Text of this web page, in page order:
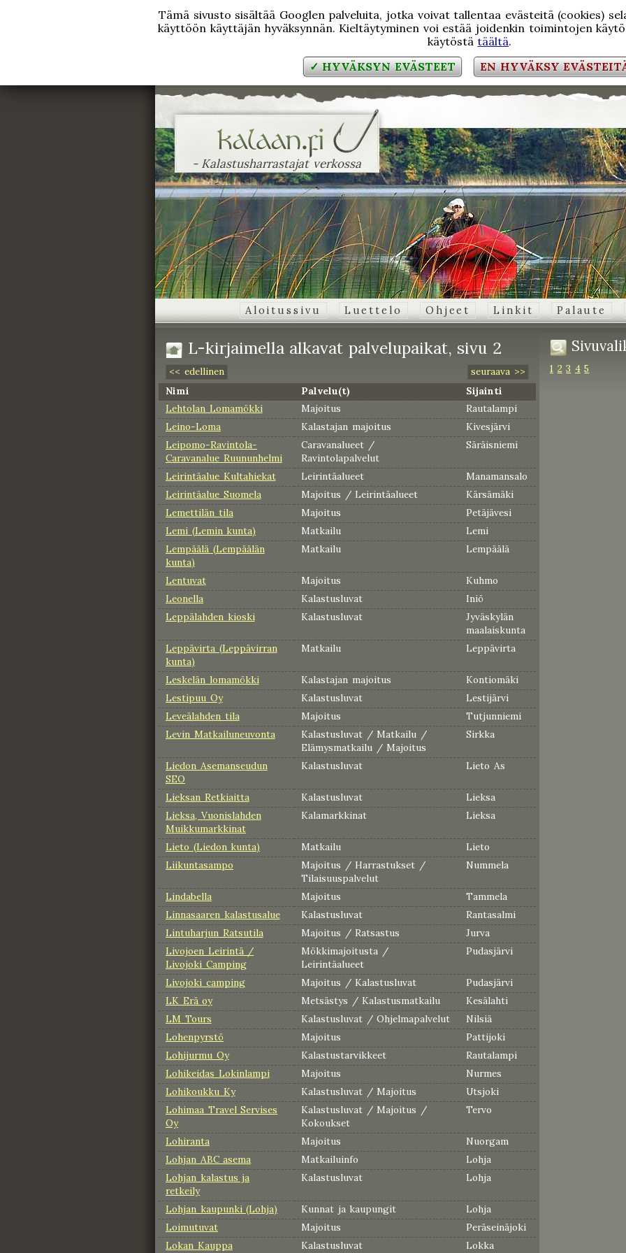
Tämä sivusto sisältää Googlen palveluita, jotka voivat tallentaa evästeitä (cookies)
käyttöön käyttäjän hyväksynnän. Kieltäytyminen voi estää joidenkin toimintojen
käytöstätäältä.
✓ HYVÄKSYN EVÄSTEET
EN HYVÄKSY
- Kalastusharrastajat verkossa
Aloitussivu Luettelo Ohjeet Linkit Palaute
L-kirjaimella alkavat palvelupaikat, sivu 2
<< edellinen
seuraava >>
Nimi
Palvelu(t)
Sijainti
Lehtolan Lomamökki
Majoitus
Rautalampi
Leino-Loma
Kalastajan majoitus
Kivesjärvi
Leipomo-Ravintola-
Caravanalue Ruununhelmi
Caravanalueet /
Ravintolapalvelut
Säräisniemi
Leirintäalue Kultahiekat Leirintäalueet
Manamansalo
Leirintäalue Suomela
Majoitus / Leirintäalueet
Kärsämäki
Lemettilän tila
Majoitus
Petäjävesi
Lemi (Lemin kunta)
Matkailu
Lemi
Lempäälä (Lempäälän
kunta)
Matkailu Lempäälä
Lentuvat Majoitus
Kuhmo
Leonella
Kalastusluvat
Iniö
Leppälahden kioski
Kalastusluvat
Jyväskylän
maalaiskunta
Leppävirta (Leppävirran
kunta)
Matkailu Leppävirta
Leskelän lomamökki Kalastajan majoitus
Kontiomäki
Lestipuu Oy
Kalastusluvat
Lestijärvi
Leveälahden tila
Majoitus
Tutjunniemi
Levin Matkailuneuvonta
Kalastusluvat / Matkailu /
Elämysmatkailu / Majoitus
Sirkka
Liedon Asemanseudun
SEO
Kalastusluvat Lieto As
Lieksan Retkiaitta Kalastusluvat
Lieksa
Lieksa, Vuonislahden
Muikkumarkkinat
Kalamarkkinat Lieksa
Lieto (Liedon kunta) Matkailu
Lieto
Liikuntasampo
Majoitus / Harrastukset /
Tilaisuuspalvelut
Nummela
Lindabella Majoitus
Tammela
Linnasaaren kalastusalue
Kalastusluvat
Rantasalmi
Lintuharjun Ratsutila
Majoitus / Ratsastus
Jurva
Livojoen Leirintä /
Livojoki Camping
Mökkimajoitusta /
Leirintäalueet
Pudasjärvi
Livojoki camping Majoitus / Kalastusluvat
Pudasjärvi
LK Erä oy
Metsästys / Kalastusmatkailu
Kesälahti
LM Tours
Kalastusluvat / Ohjelmapalvelut
Nilsiä
Lohenpyrstö
Majoitus
Pattijoki
Lohijurmu Oy
Kalastustarvikkeet
Rautalampi
Lohikeidas Lokinlampi
Majoitus
Nurmes
Lohikoukku Ky
Kalastusluvat / Majoitus
Utsjoki
Lohimaa Travel Servises
Oy
Kalastusluvat / Majoitus /
Kokoukset
Tervo
Lohiranta Majoitus
Nuorgam
Lohjan ABC asema
Matkailuinfo
Lohja
Lohjan kalastus ja
retkeily
Kalastusluvat Lohja
Lohjan kaupunki (Lohja) Kunnat ja kaupungit
Lohja
Loimutuvat
Majoitus
Peräseinäjoki
Lokan Kauppa
Kalastusluvat Lokka
1 2 3 4 5